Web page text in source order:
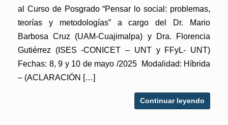
al Curso de Posgrado “Pensar lo social: problemas,
teorías y metodologías” a cargo del Dr. Mario
Barbosa Cruz (UAM-Cuajimalpa) y Dra. Florencia
Gutiérrez (ISES -CONICET – UNT y FFyL- UNT)
Fechas: 8, 9 y 10 de mayo /2025 Modalidad: Híbrida
– (ACLARACIÓN […]
Continuar leyendo